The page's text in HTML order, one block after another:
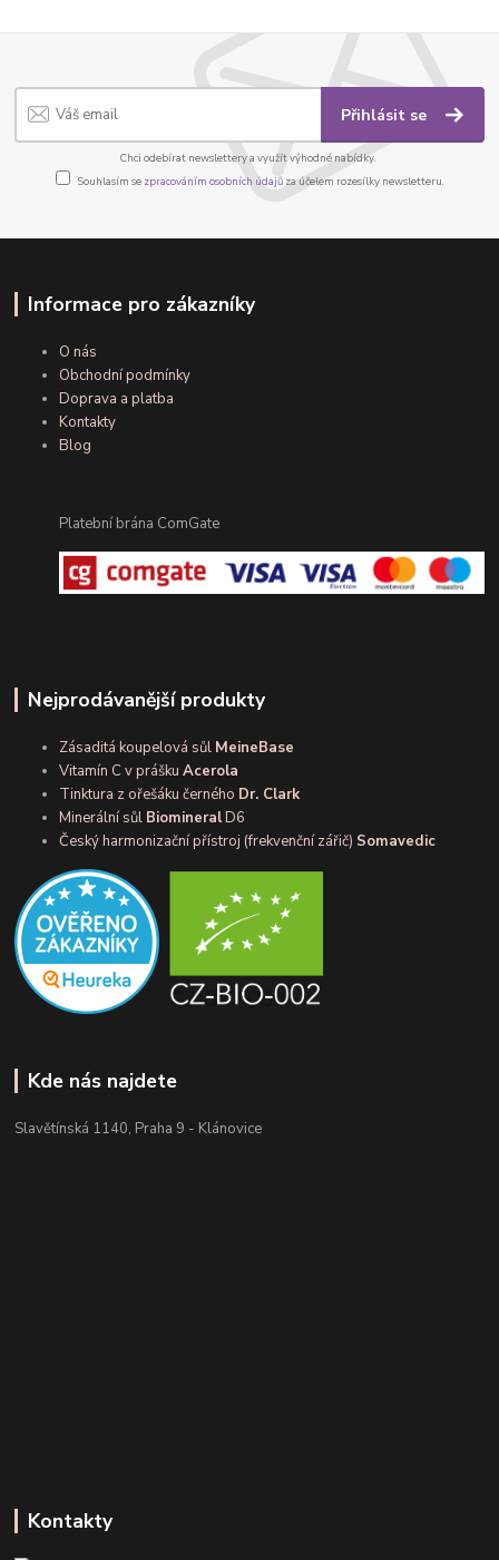
Přihlásit se
Chci odebírat newslettery a využít výhodné nabídky.
Souhlasím se zpracováním osobních údajůza účelem rozesílky newsletteru.
Informace pro zákazníky
O nás
Obchodní podmínky
Doprava a platba
Kontakty
Blog
Platební brána ComGate
Nejprodávanější produkty
Zásaditá koupelová sůl MeineBase
Vitamín C v práškuAcerola
Tinktura z ořešáku černého Dr. Clark
Minerální sůl BiomineralD6
Český harmonizační přístroj (frekvenční zářič) Somavedic
Kde nás najdete
Slavětínská 1140, Praha 9 - Klánovice
Kontakty